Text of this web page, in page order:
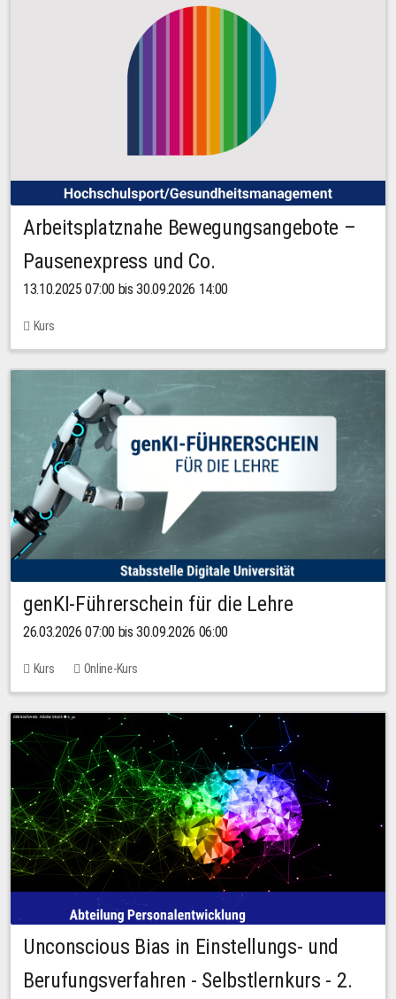
Arbeitsplatznahe Bewegungsangebote –
Pausenexpress und Co.
13.10.2025 07:00 bis 30.09.2026 14:00
Kurs
genKI-Führerschein für die Lehre
26.03.2026 07:00 bis 30.09.2026 06:00
Kurs Online-Kurs
Unconscious Bias in Einstellungs- und
Berufungsverfahren - Selbstlernkurs - 2.